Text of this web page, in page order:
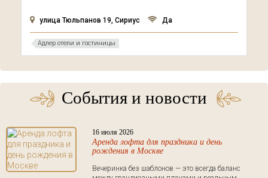
улица Тюльпанов 19, Сириус Да
Адлер отели и гостиницы
События и новости
16 июля 2026
Аренда лофта для праздника и день
рождения в Москве
Вечеринка без шаблонов — это всегда баланс